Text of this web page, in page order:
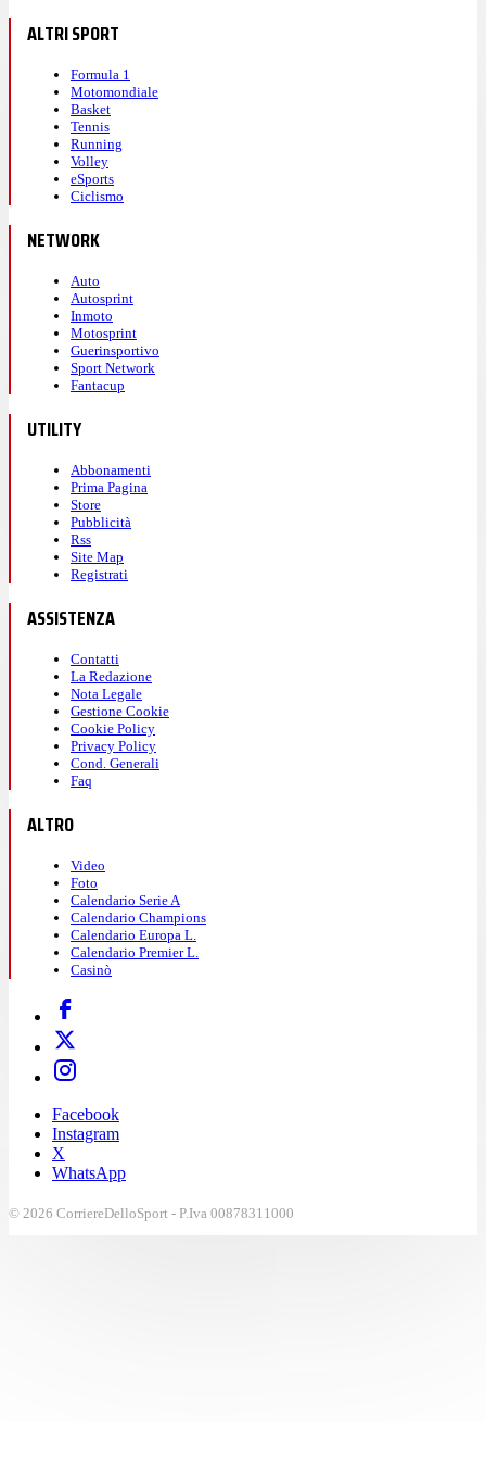
ALTRI SPORT
Formula 1
Motomondiale
Basket
Tennis
Running
Volley
eSports
Ciclismo
NETWORK
Auto
Autosprint
Inmoto
Motosprint
Guerinsportivo
Sport Network
Fantacup
UTILITY
Abbonamenti
Prima Pagina
Store
Pubblicità
Rss
Site Map
Registrati
ASSISTENZA
Contatti
La Redazione
Nota Legale
Gestione Cookie
Cookie Policy
Privacy Policy
Cond. Generali
Faq
ALTRO
Video
Foto
Calendario Serie A
Calendario Champions
Calendario Europa L.
Calendario Premier L.
Casinò
Facebook
Instagram
X
WhatsApp
© 2026 CorriereDelloSport - P.Iva 00878311000